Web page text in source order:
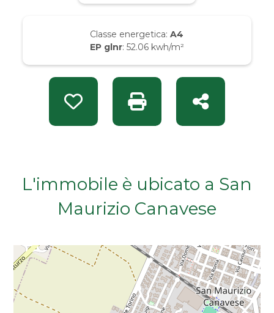
Classe energetica:A4
EP glnr: 52.06 kwh/m²
Preferiti: Rif. MAR 14354Stampa: Rif. MAR 14354
Condividi
L'immobile è ubicato a San
Maurizio Canavese
Da € 100.000 a € 200.000
Da € 200.000 a € 400.000
Da € 600.000 a € 800.000
Da € 1.000.000 a € 2.000.000
Da € 2.000.000 a € 5.000.000